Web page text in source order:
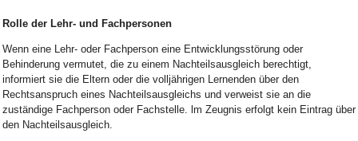
Rolle der Lehr- und Fachpersonen
Wenn eine Lehr- oder Fachperson eine Entwicklungsstörung oder
Behinderung vermutet, die zu einem Nachteilsausgleich berechtigt,
informiert sie die Eltern oder die volljährigen Lernenden über den
Rechtsanspruch eines Nachteilsausgleichs und verweist sie an die
zuständige Fachperson oder Fachstelle. lm Zeugnis erfolgt kein Eintrag über
den Nachteilsausgleich.